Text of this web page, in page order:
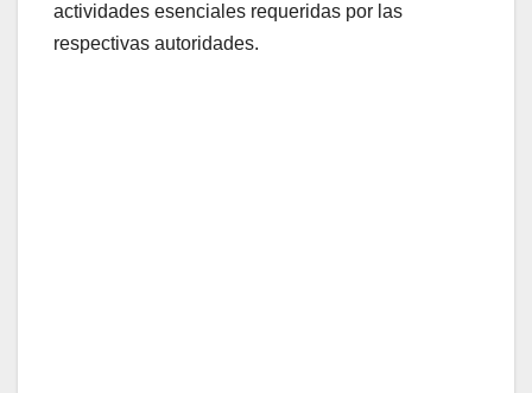
actividades esenciales requeridas por las
respectivas autoridades.